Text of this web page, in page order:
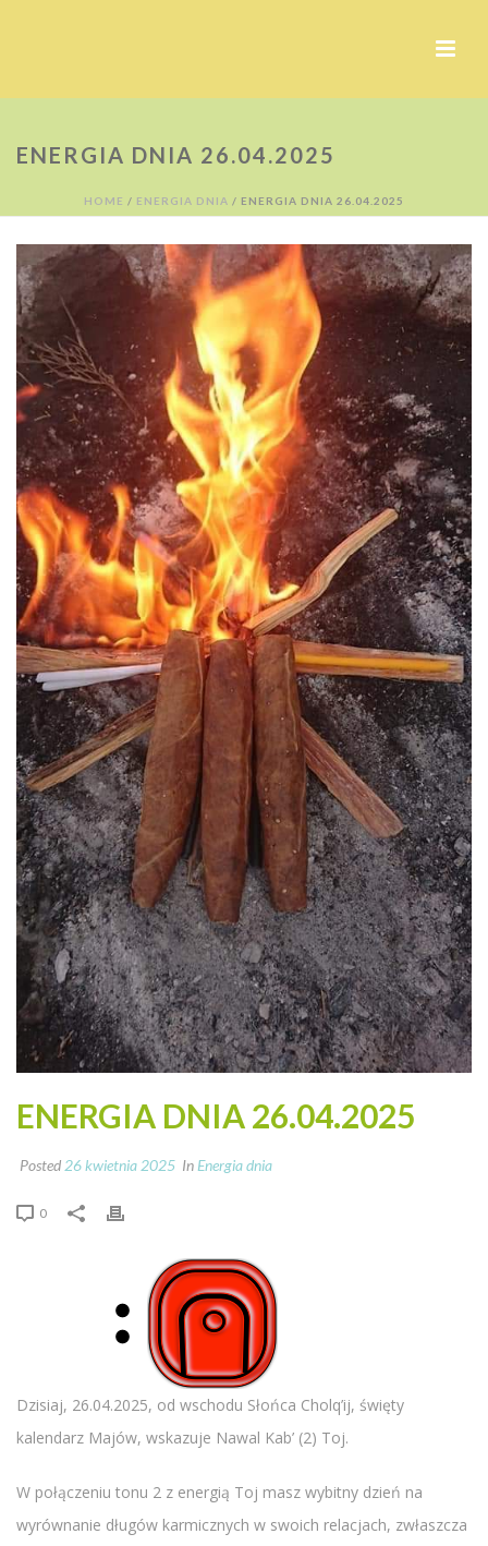
ENERGIA DNIA 26.04.2025
HOME / ENERGIA DNIA / ENERGIA DNIA 26.04.2025
ENERGIA DNIA 26.04.2025
Posted 26 kwietnia 2025 In Energia dnia
0
Dzisiaj, 26.04.2025, od wschodu Słońca Cholq’ij, święty
kalendarz Majów, wskazuje Nawal Kab’ (2) Toj.
W połączeniu tonu 2 z energią Toj masz wybitny dzień na
wyrównanie długów karmicznych w swoich relacjach, zwłaszcza